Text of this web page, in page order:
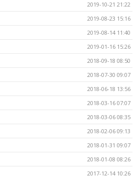
2019-10-21 21:22
2019-08-23 15:16
2019-08-14 11:40
2019-01-16 15:26
2018-09-18 08:50
2018-07-30 09:07
2018-06-18 13:56
2018-03-16 07:07
2018-03-06 08:35
2018-02-06 09:13
2018-01-31 09:07
2018-01-08 08:26
2017-12-14 10:26